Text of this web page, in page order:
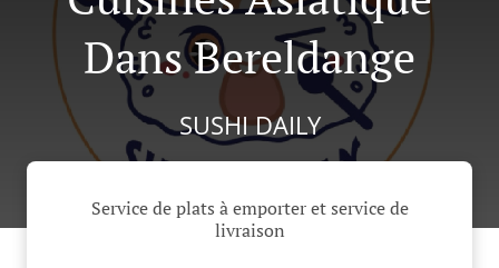
Dans Bereldange
SUSHI DAILY
Service de plats à emporter et service de
livraison